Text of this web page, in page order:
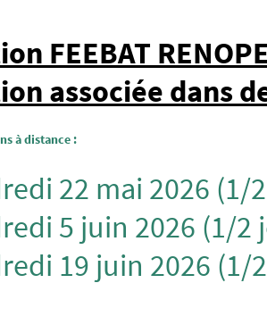
FEEBAT
associée dans
à distance :
22 mai 2026 (1/
5 juin 2026 (1/2
19 juin 2026 (1/